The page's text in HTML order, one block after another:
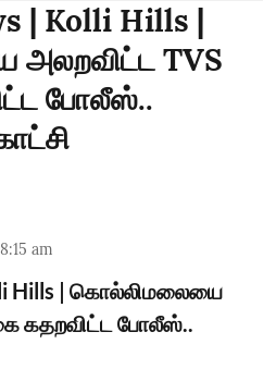
| Kolli Hills |
TVS
போலீஸ்..
am
Hills | கொல்லிமலையை
கதறவிட்ட போலீஸ்..